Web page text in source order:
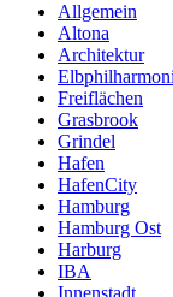
Allgemein
Altona
Architektur
Freiflächen
Grasbrook
Grindel
Hafen
HafenCity
Hamburg
Hamburg Ost
Harburg
IBA
Innenstadt